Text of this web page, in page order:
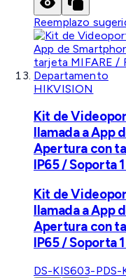
Reemplazo
HIKVISION
Kit de
llamada a App
Apertura con
IP65 / Soporta
Kit de
llamada a App
Apertura con
IP65 / Soporta
DS-KIS603-PDS-